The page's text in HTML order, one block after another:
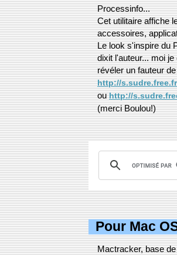
Processinfo...
Cet utilitaire affiche
accessoires,
Le look s'inspire du
dixit l'auteur... moi
révéler un fauteur
http://
ouhttp://
(merci Boulou!)
Pour Mac
Mactracker, base